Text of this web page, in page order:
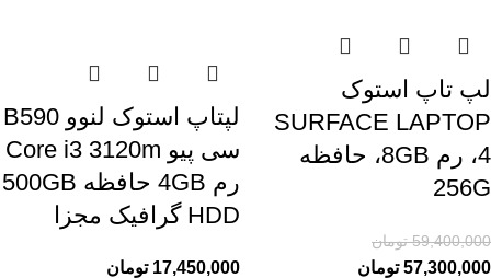
لپ تاپ استوک
SURFACE LAPTOP
4، رم 8GB، حافظه
256G
59,400,000 تومان
57,300,000 تومان
لپتاپ استوک لنوو B590
سی پیو Core i3 3120m
رم 4GB حافظه 500GB
HDD گرافیک مجزا
17,450,000 تومان